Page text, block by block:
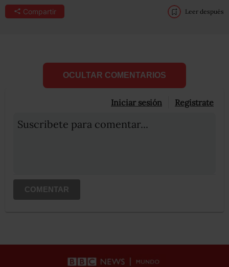
Compartir Leer después
OCULTAR COMENTARIOS
Iniciar sesión Registrate
Suscribete para comentar...
COMENTAR